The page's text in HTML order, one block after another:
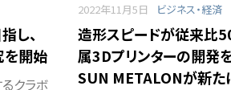
し、
を開始
クラボ
2022年11月5日 ビジネス・経済
造形スピードが従来比
属3Dプリンターの開発
SUN METALONが新た